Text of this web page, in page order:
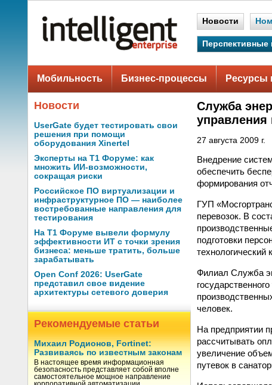
Новости
Перспективные
Мобильность Бизнес-процессы Ресурсы
Новости
UserGate будет тестировать свои
решения при помощи
оборудования Xinertel
Эксперты на Т1 Форуме: как
множить ИИ-возможности,
сокращая риски
Российское ПО виртуализации и
инфраструктурное ПО — наиболее
востребованные направления для
тестирования
На Т1 Форуме вывели формулу
эффективности ИТ с точки зрения
бизнеса: меньше тратить, больше
зарабатывать
Open Conf 2026: UserGate
представил свое видение
архитектуры сетевого доверия
Рекомендуемые статьи
Михаил Родионов, Fortinet:
Развиваясь по известным законам
В настоящее время информационная
безопасность представляет собой вполне
самостоятельное мощное направление
Служба
управления
27 августа 2009 г.
Внедрение
обеспечить
формирования
ГУП
перевозок. В
подготовки
технологический
Филиал Служба
человек.
На предприятии
рассчитывать
увеличение
путевок в